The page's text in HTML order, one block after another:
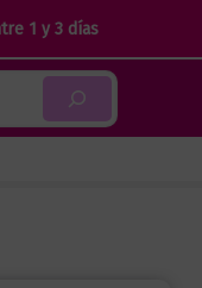
1 y 3 días